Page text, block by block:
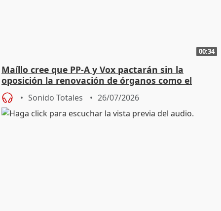
00:34
Maíllo cree que PP-A y Vox pactarán sin la
oposición la renovación de órganos como el
Defensor
Sonido Totales 26/07/2026